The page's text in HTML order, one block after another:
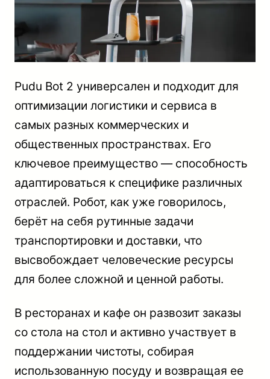
Pudu Bot 2 универсален и подходит для
оптимизации логистики и сервиса в
самых разных коммерческих и
общественных пространствах. Его
ключевое преимущество — способность
адаптироваться к специфике различных
отраслей. Робот, как уже говорилось,
берёт на себя рутинные задачи
транспортировки и доставки, что
высвобождает человеческие ресурсы
для более сложной и ценной работы.
В ресторанах и кафе он развозит заказы
со стола на стол и активно участвует в
поддержании чистоты, собирая
использованную посуду и возвращая ее